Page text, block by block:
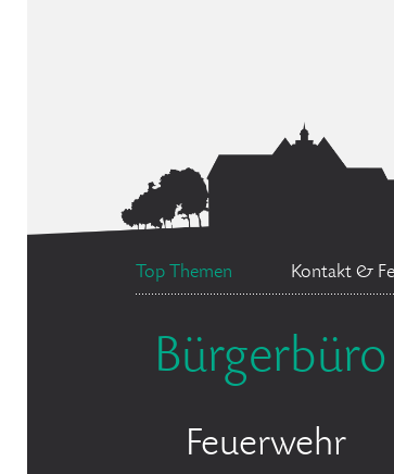
Top Themen Kontakt &
Bürgerbüro
Feuerwehr